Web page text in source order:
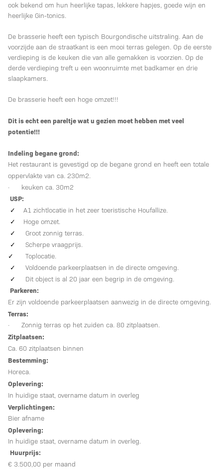
ook bekend om hun heerlijke tapas, lekkere hapjes, goede wijn en
heerlijke Gin-tonics.
De brasserie heeft een typisch Bourgondische uitstraling. Aan de
voorzijde aan de straatkant is een mooi terras gelegen. Op de eerste
verdieping is de keuken die van alle gemakken is voorzien. Op de
derde verdieping treft u een woonruimte met badkamer en drie
slaapkamers.
De brasserie heeft een hoge omzet!!!
Dit is echt een pareltje wat u gezien moet hebben met veel
potentie!!!
Indeling begane grond:
Het restaurant is gevestigd op de begane grond en heeft een totale
oppervlakte van ca. 230m2.
· keuken ca. 30m2
USP:
✓
A1 zichtlocatie in het zeer toeristische Houfallize.
✓
Hoge omzet.
✓
Groot zonnig terras.
✓
Scherpe vraagprijs.
✓
Toplocatie.
✓
Voldoende parkeerplaatsen in de directe omgeving.
✓
Dit object is al 20 jaar een begrip in de omgeving.
Parkeren:
Er zijn voldoende parkeerplaatsen aanwezig in de directe omgeving.
Terras:
· Zonnig terras op het zuiden ca. 80 zitplaatsen.
Zitplaatsen:
Ca. 60 zitplaatsen binnen
Bestemming:
Horeca.
Oplevering:
In huidige staat, overname datum in overleg
Verplichtingen:
Bier afname
Oplevering:
In huidige staat, overname datum in overleg.
Huurprijs:
€ 3.500,00 per maand